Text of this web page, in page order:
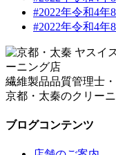
#2022年令和4年
#2022年令和4年
繊維製品品質管理士
京都・太秦のクリー
ブログコンテンツ